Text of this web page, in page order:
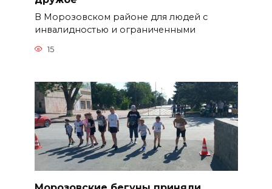
В Морозовском районе для людей с
инвалидностью и ограниченными
15